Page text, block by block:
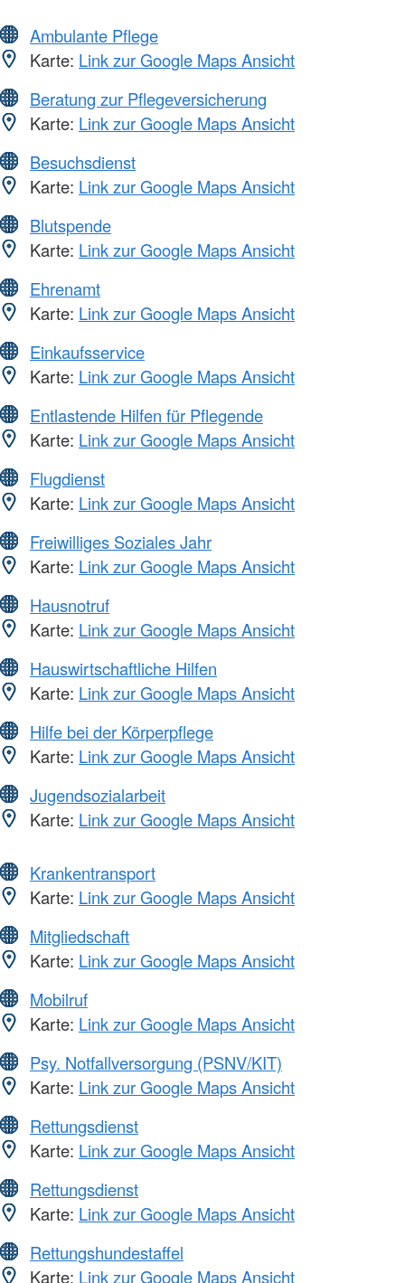
Ambulante Pflege
Karte: Link zur Google Maps Ansicht
Beratung zur Pflegeversicherung
Karte: Link zur Google Maps Ansicht
Besuchsdienst
Karte: Link zur Google Maps Ansicht
Blutspende
Karte: Link zur Google Maps Ansicht
Ehrenamt
Karte: Link zur Google Maps Ansicht
Einkaufsservice
Karte: Link zur Google Maps Ansicht
Entlastende Hilfen für Pflegende
Karte: Link zur Google Maps Ansicht
Flugdienst
Karte: Link zur Google Maps Ansicht
Freiwilliges Soziales Jahr
Karte: Link zur Google Maps Ansicht
Hausnotruf
Karte: Link zur Google Maps Ansicht
Hauswirtschaftliche Hilfen
Karte: Link zur Google Maps Ansicht
Hilfe bei der Körperpflege
Karte: Link zur Google Maps Ansicht
Jugendsozialarbeit
Karte: Link zur Google Maps Ansicht
Krankentransport
Karte: Link zur Google Maps Ansicht
Mitgliedschaft
Karte: Link zur Google Maps Ansicht
Mobilruf
Karte: Link zur Google Maps Ansicht
Psy. Notfallversorgung (PSNV/KIT)
Karte: Link zur Google Maps Ansicht
Rettungsdienst
Karte: Link zur Google Maps Ansicht
Rettungsdienst
Karte: Link zur Google Maps Ansicht
Rettungshundestaffel
Karte: Link zur Google Maps Ansicht